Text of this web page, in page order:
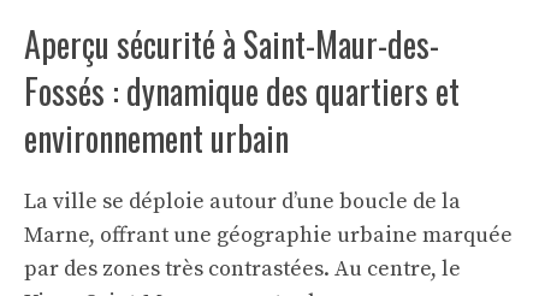
Aperçu sécurité à Saint-Maur-des-
Fossés : dynamique des quartiers et
environnement urbain
La ville se déploie autour d’une boucle de la
Marne, offrant une géographie urbaine marquée
par des zones très contrastées. Au centre, le